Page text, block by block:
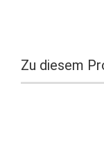
Zu diesem